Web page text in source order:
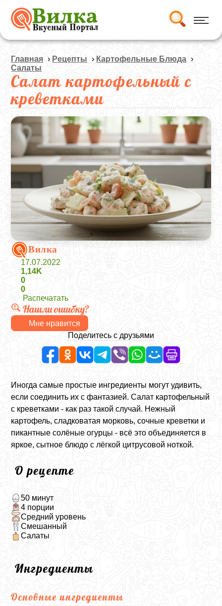
Главная › Рецепты › Картофельные Блюда ›
Салаты
Салат картофельный с
креветками
Вилка
17.07.2022
1,14K
0
0
Распечатать
Нашли ошибку?
Мне нравится
Поделитесь с друзьями
Иногда самые простые ингредиенты могут удивить,
если соединить их с фантазией. Салат картофельный
с креветками - как раз такой случай. Нежный
картофель, сладковатая морковь, сочные креветки и
пикантные солёные огурцы - всё это объединяется в
яркое, сытное блюдо с лёгкой цитрусовой ноткой.
О рецепте
50 минут
4 порции
Средний уровень
Смешанный
Салаты
Ингредиенты
Основные ингредиенты